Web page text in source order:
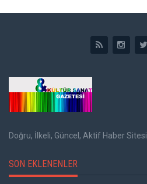
Doğru, İlkeli, Güncel, Aktif Haber Sitesi
SON EKLENENLER